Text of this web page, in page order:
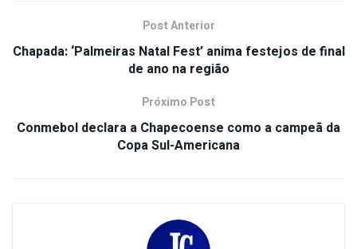
Post Anterior
Chapada: ‘Palmeiras Natal Fest’ anima festejos de final
de ano na região
Próximo Post
Conmebol declara a Chapecoense como a campeã da
Copa Sul-Americana